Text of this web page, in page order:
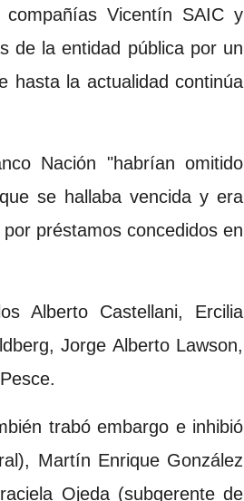
Vicentín SAIC y
de la entidad pública por un
hasta la actualidad continúa
Nación "habrían omitido
se hallaba vencida y era
préstamos concedidos en
Alberto Castellani, Ercilia
Jorge Alberto Lawson,
trabó embargo e inhibió
Martín Enrique González
Ojeda (subgerente de